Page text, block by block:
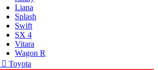
Liana
Splash
Swift
SX 4
Vitara
Wagon R
 Toyota